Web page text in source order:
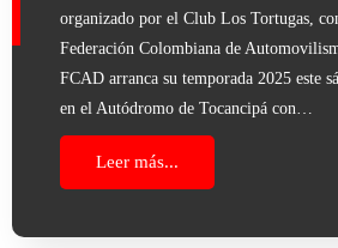
organizado por el Club Los Tortugas,
Federación Colombiana de
FCAD arranca su temporada 2025 este
en el Autódromo de Tocancipá con…
Leer más...